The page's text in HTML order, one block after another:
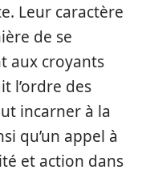
Leur caractère
de se
aux croyants
l’ordre des
incarner à la
qu’un appel à
et action dans